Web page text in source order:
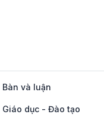
Bàn và luận
Giáo dục - Đào tạo